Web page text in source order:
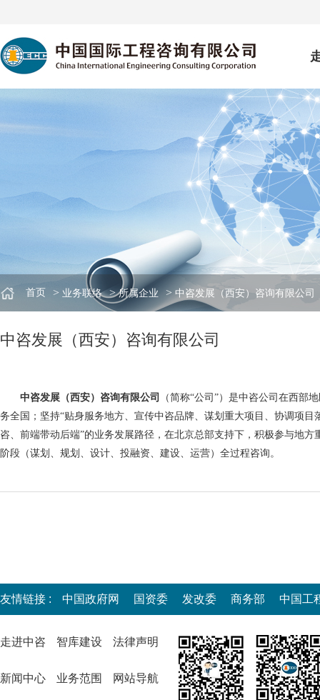
首页 > 业务联络 >所属企业 >中咨发展（西安）咨询有限公司
中咨发展（西安）咨询有限公司
中咨发展（西安）咨询有限公司
（简称“公司”）是中咨公司在西部
务全国；坚持“贴身服务地方、宣传中咨品牌、谋划重大项目、协调项
咨、前端带动后端”的业务发展路径，在北京总部支持下，积极参与地
阶段（谋划、规划、设计、投融资、建设、运营）全过程咨询。